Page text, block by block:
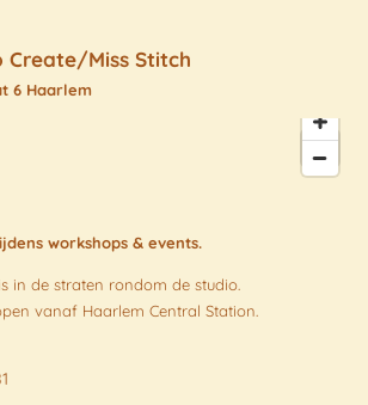
a
Create/Miss Stitch
6 Haarlem
workshops & events.
in de straten rondom de studio.
vanaf Haarlem Central Station.